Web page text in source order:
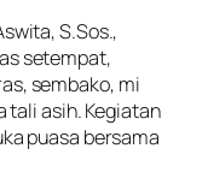
S.Sos.,
setempat,
sembako, mi
tali asih. Kegiatan
puasa bersama